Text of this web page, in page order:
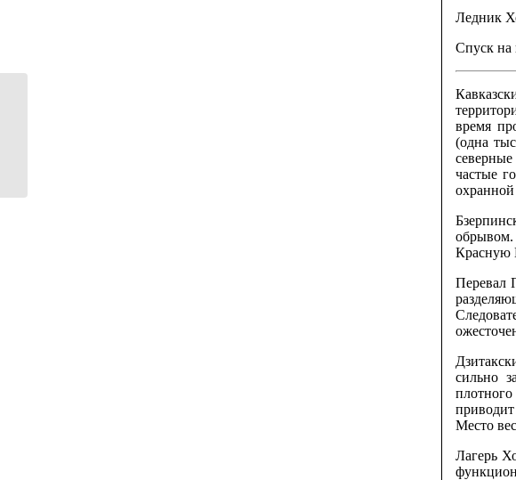
Ледник
Спуск на
время
(одна
частые
обрывом.
Красную
Перевал
сильно
Место
Лагерь